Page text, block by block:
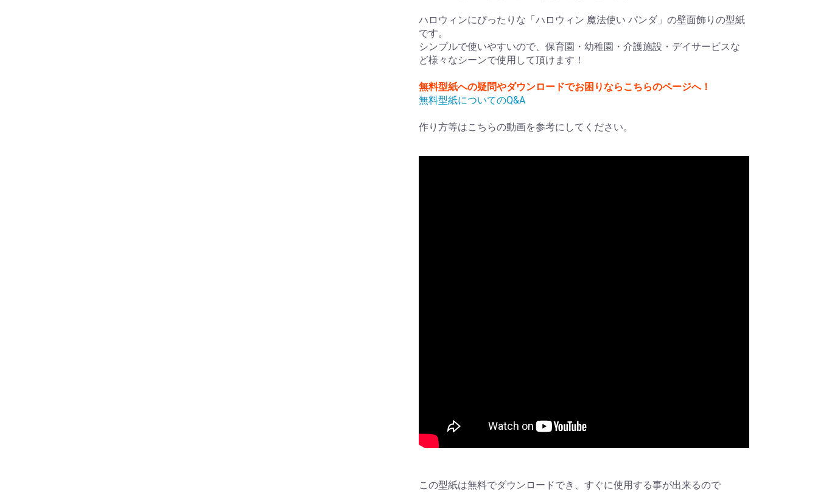
ハロウィンにぴったりな「ハロウィン 魔法使い パンダ」の壁面飾りの型紙
です。
シンプルで使いやすいので、保育園・幼稚園・介護施設・デイサービスな
ど様々なシーンで使用して頂けます！
無料型紙への疑問やダウンロードでお困りならこちらのページへ！
無料型紙についてのQ&A
作り方等はこちらの動画を参考にしてください。
この型紙は無料でダウンロードでき、すぐに使用する事が出来るので